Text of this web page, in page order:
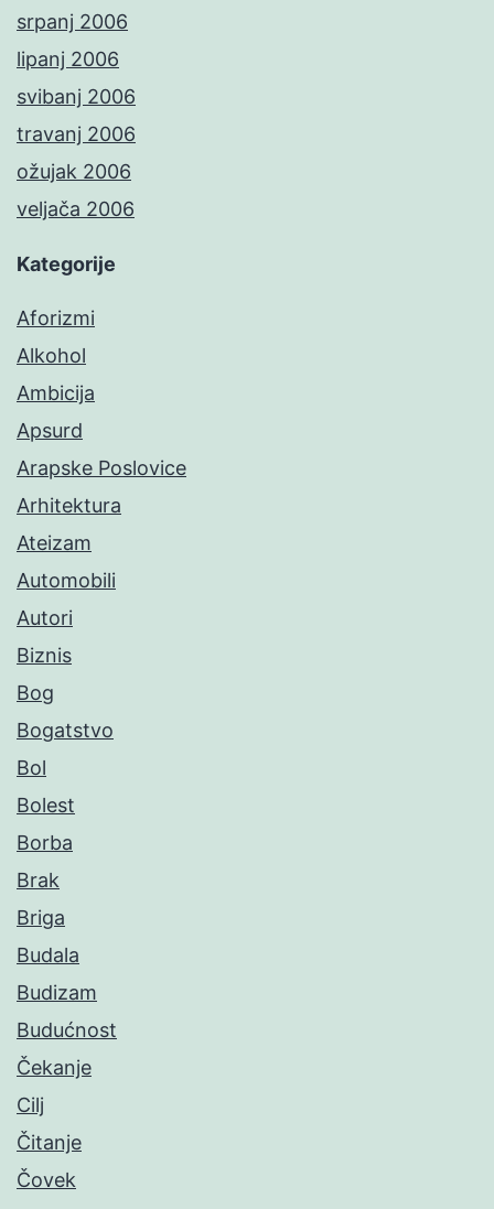
srpanj 2006
lipanj 2006
svibanj 2006
travanj 2006
ožujak 2006
veljača 2006
Kategorije
Aforizmi
Alkohol
Ambicija
Apsurd
Arapske Poslovice
Arhitektura
Ateizam
Automobili
Autori
Biznis
Bog
Bogatstvo
Bol
Bolest
Borba
Brak
Briga
Budala
Budizam
Budućnost
Čekanje
Cilj
Čitanje
Čovek